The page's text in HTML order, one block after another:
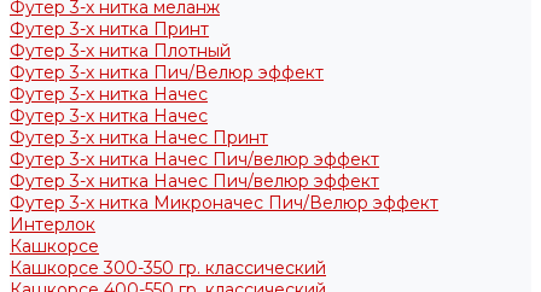
Футер 3-х нитка меланж
Футер 3-х нитка Принт
Футер 3-х нитка Плотный
Футер 3-х нитка Пич/Велюр эффект
Футер 3-х нитка Начес
Футер 3-х нитка Начес
Футер 3-х нитка Начес Принт
Футер 3-х нитка Начес Пич/велюр эффект
Футер 3-х нитка Начес Пич/велюр эффект
Футер 3-х нитка Микроначес Пич/Велюр эффект
Интерлок
Кашкорсе
Кашкорсе 300-350 гр. классический